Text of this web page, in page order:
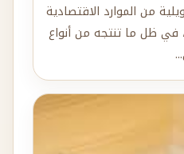
من الموارد الاقتصادية
في ظل ما تنتجه من أنواع